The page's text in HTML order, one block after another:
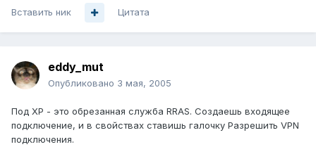
Вставить ник Цитата
eddy_mut
Опубликовано 3 мая, 2005
Под XP - это обрезанная служба RRAS. Создаешь входящее
подключение, и в свойствах ставишь галочку Разрешить VPN
подключения.